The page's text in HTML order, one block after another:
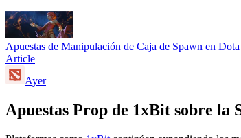
Apuestas de Manipulación de Caja de Spawn en
Article
Ayer
Apuestas Prop de 1xBit sobre la